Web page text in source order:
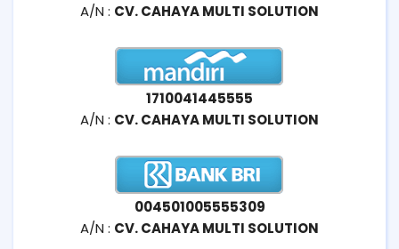
A/N : CV. CAHAYA MULTI SOLUTION
1710041445555
A/N : CV. CAHAYA MULTI SOLUTION
004501005555309
A/N : CV. CAHAYA MULTI SOLUTION